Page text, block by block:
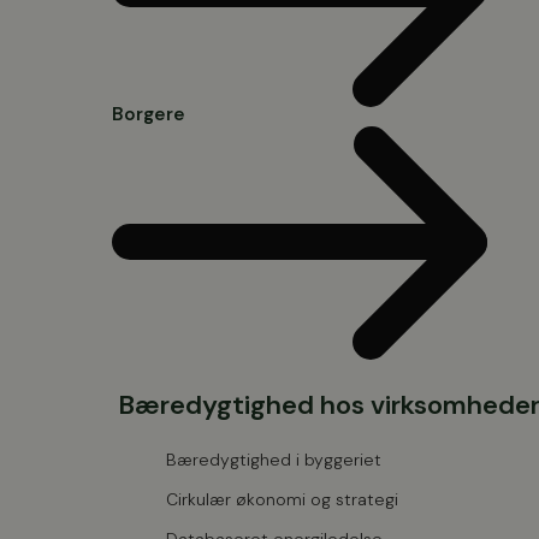
Borgere
Bæredygtighed hos virksomheder
Bæredygtighed i byggeriet
Cirkulær økonomi og strategi